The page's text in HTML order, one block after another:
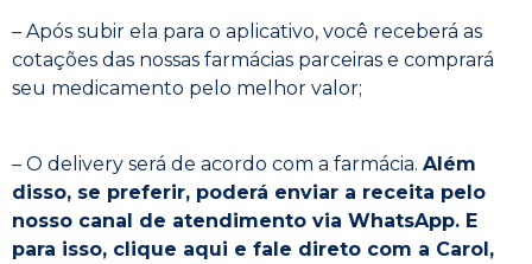
– Após subir ela para o aplicativo, você receberá as
cotações das nossas farmácias parceiras e comprará
seu medicamento pelo melhor valor;
– O delivery será de acordo com a farmácia. Além
disso, se preferir, poderá enviar a receita pelo
nosso canal de atendimento via WhatsApp. E
para isso, clique aqui e fale direto com a Carol,